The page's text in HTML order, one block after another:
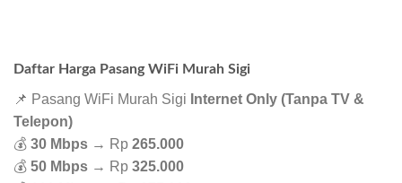
Daftar Harga Pasang WiFi Murah Sigi
📌 Pasang WiFi Murah Sigi Internet Only (Tanpa TV &
Telepon)
💰 30 Mbps → Rp 265.000
💰 50 Mbps → Rp 325.000